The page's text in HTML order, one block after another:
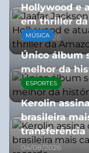
Hollywood e
em thriller
06/08/2026
MÚSICA
Único álbum
melhor da
06/08/2026
ESPORTES
Kerolin
brasileira
transferência
04/08/2026